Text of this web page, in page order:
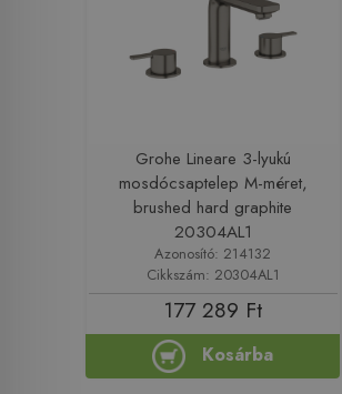
Grohe Lineare 3-lyukú
mosdócsaptelep M-méret,
brushed hard graphite
20304AL1
Azonosító: 214132
Cikkszám: 20304AL1
177 289 Ft
Kosárba